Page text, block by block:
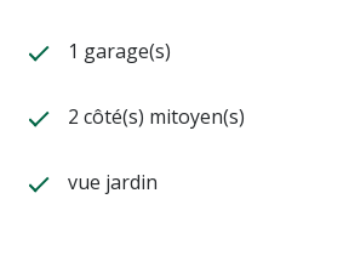
1 garage(s)
2 côté(s) mitoyen(s)
vue jardin